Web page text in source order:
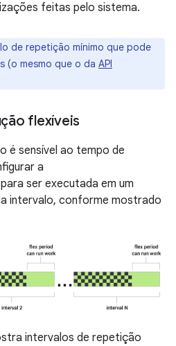
feitas pelo sistema.
de repetição mínimo que pode
(o mesmo que o da API
flexíveis
é sensível ao tempo de
a
para ser executada em um
intervalo, conforme mostrado
intervalos de repetição